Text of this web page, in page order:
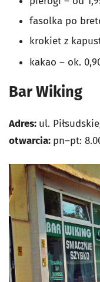
fasolka po
krokiet z
kakao – ok.
Bar Wiking
Adres: ul.
otwarcia: pn–pt: